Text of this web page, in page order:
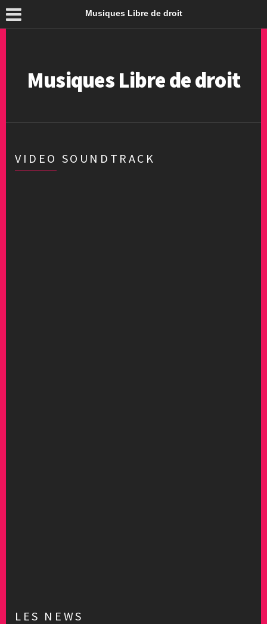
Musiques Libre de droit
Musiques Libre de droit
VIDEO SOUNDTRACK
LES NEWS